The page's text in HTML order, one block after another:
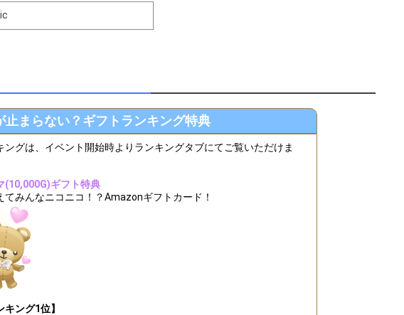
止まらない？ギフトランキング特典
ングは、イベント開始時よりランキングタブにてご覧いただけま
(10,000G)ギフト特典
てみんなニコニコ！？Amazonギフトカード！
キング1位】